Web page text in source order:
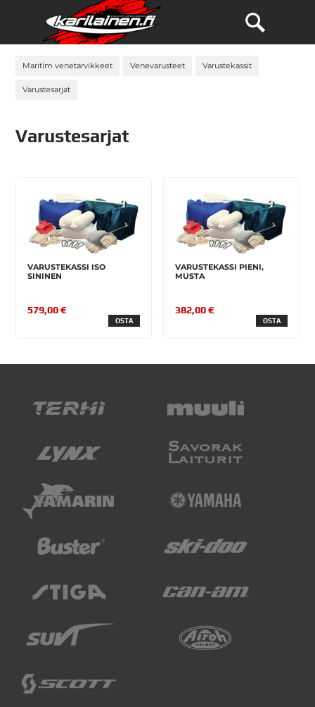
Maritim venetarvikkeet Venevarusteet Varustekassit
Varustesarjat
Varustesarjat
VARUSTEKASSI ISO
SININEN
579,00 €
OSTA
VARUSTEKASSI PIENI,
MUSTA
382,00 €
OSTA